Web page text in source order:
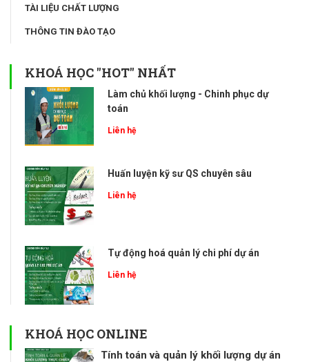
TÀI LIỆU CHẤT LƯỢNG
THÔNG TIN ĐÀO TẠO
KHOÁ HỌC "HOT" NHẤT
Làm chủ khối lượng - Chinh phục dự
toán
Liên hệ
Huấn luyện kỹ sư QS chuyên sâu
Liên hệ
Tự động hoá quản lý chi phí dự án
Liên hệ
KHOÁ HỌC ONLINE
Tính toán và quản lý khối lượng dự án